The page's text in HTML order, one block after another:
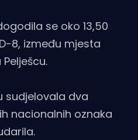
se oko 13,50
8, između mjesta
sudjelovala dva
nacionalnih oznaka